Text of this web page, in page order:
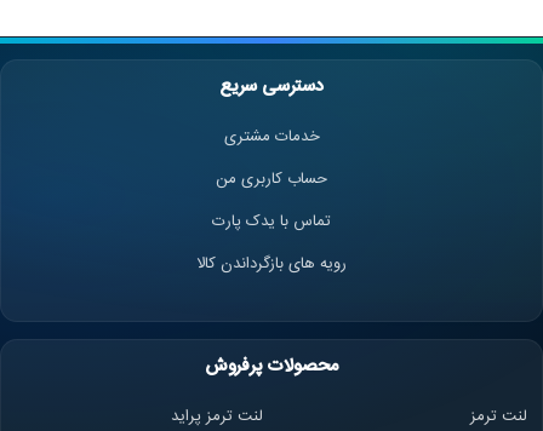
دارید را پیدا کرده و خریداری کنید. تجربه خرید آنلاین راحت
و سریع در فروشگاه ما به شما کمک می‌کند تا در کمترین زمان
ممکن لوازم یدکی مورد نیاز خود را دریافت کنید.
امتیاز شما
دسترسی سریع
خدمات مشتری
حساب کاربری من
تماس با یدک پارت
رویه های بازگرداندن کالا
محصولات پرفروش
لنت ترمز
لنت ترمز پراید